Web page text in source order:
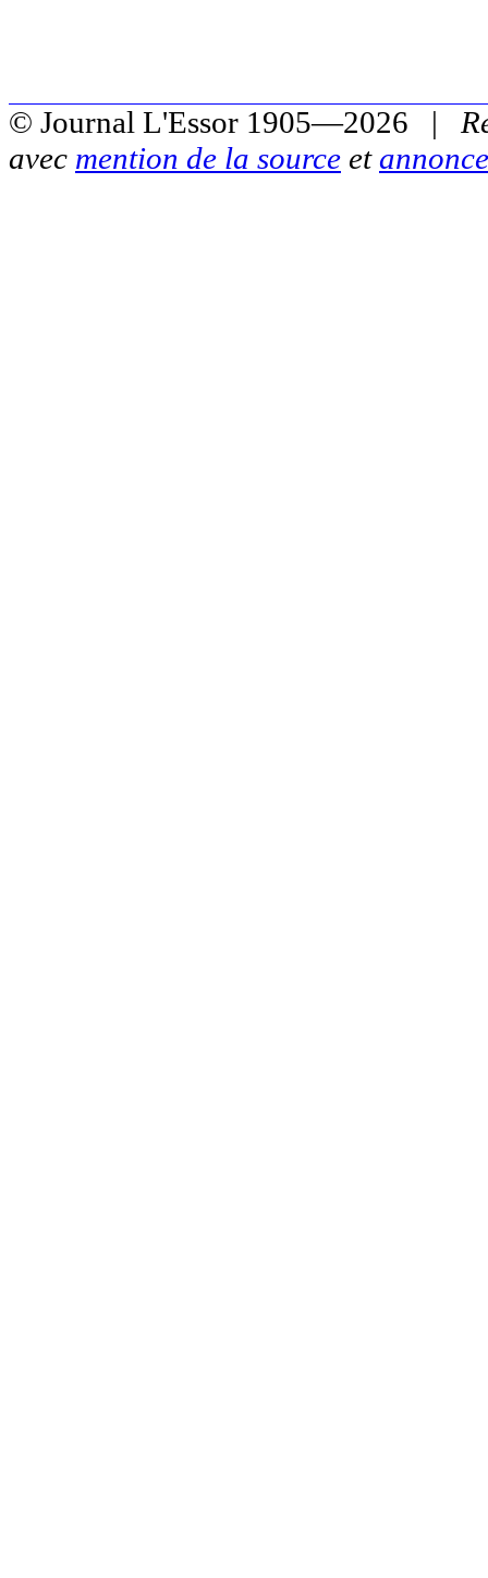
© Journal L'Essor 1905—2026 |
avec mention de la source et